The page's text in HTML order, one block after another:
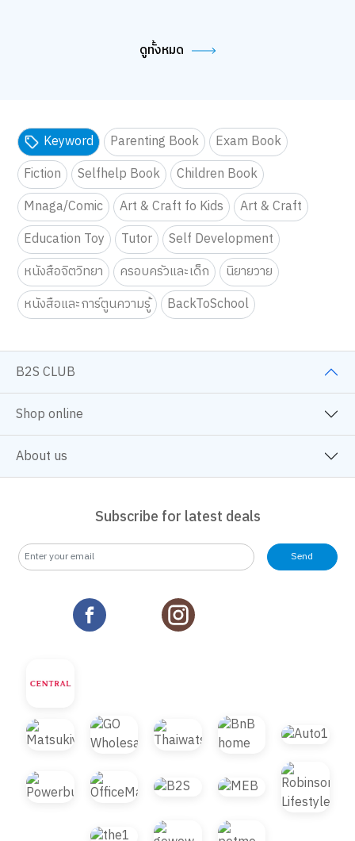
ดูทั้งหมด
Keyword Parenting Book
Exam Book
Fiction
Selfhelp Book
Children Book
Mnaga/Comic
Art & Craft fo Kids
Art & Craft
Education Toy
Tutor
Self Development
หนังสือจิตวิทยา
ครอบครัวและเด็ก
นิยายวาย
หนังสือและการ์ตูนความรู้
BackToSchool
B2S CLUB
Shop online
About us
Subscribe for latest deals
Send
© 2021 B2S CLUB, All rights reserved. Web
Design by
1001click.